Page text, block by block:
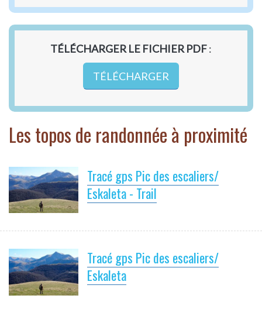
TÉLÉCHARGER LE FICHIER PDF:
TÉLÉCHARGER
Les topos de randonnée à proximité
Tracé gps Pic des escaliers/
Eskaleta - Trail
Tracé gps Pic des escaliers/
Eskaleta